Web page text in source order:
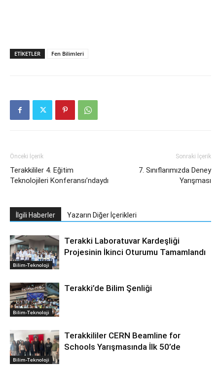
ETIKETLER Fen Bilimleri
Önceki İçerik
Terakkililer 4. Eğitim
Teknolojileri Konferansı’ndaydı
Sonraki İçerik
7. Sınıflarımızda Deney
Yarışması
İlgili Haberler Yazarın Diğer İçerikleri
Bilim-Teknoloji
Terakki Laboratuvar Kardeşliği
Projesinin İkinci Oturumu Tamamlandı
Bilim-Teknoloji
Terakki’de Bilim Şenliği
Bilim-Teknoloji
Terakkililer CERN Beamline for
Schools Yarışmasında İlk 50’de